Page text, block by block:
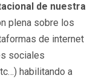
de nuestra
plena sobre los
de internet
sociales
habilitando a